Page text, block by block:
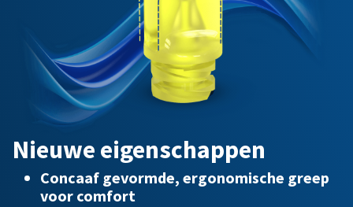
Nieuwe eigenschappen
Concaaf gevormde, ergonomische greep
voor comfort